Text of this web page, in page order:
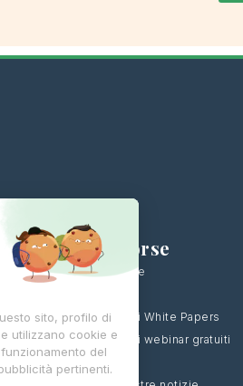
di
Risorse
Risorse
I nostri White Papers
I nostri webinar gratuiti